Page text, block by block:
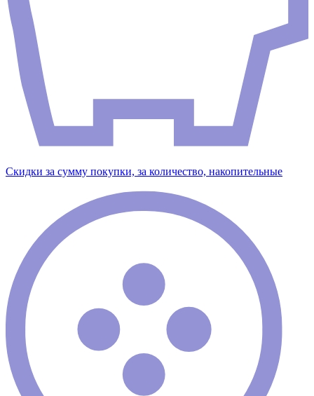
Скидки за сумму покупки, за количество, накопительные